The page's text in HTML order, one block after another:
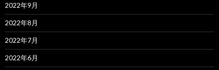
2022年9月
2022年8月
2022年7月
2022年6月